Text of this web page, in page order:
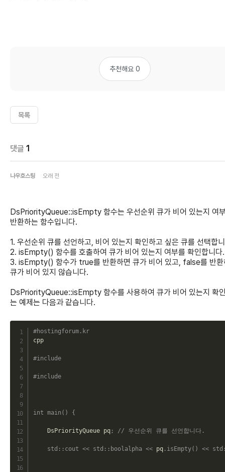
추천해요 0
목록
댓글 1
나우호스팅 오래 전
DsPriorityQueue::isEmpty 함수는 우선순위 큐가 비어 있는지 여
반환하는 함수입니다.
1. 우선순위 큐를 선언하고, 비어 있는지 확인하고 싶은 큐를 선택합
2. isEmpty() 함수를 호출하여 큐가 비어 있는지 여부를 확인합니다.
3. isEmpty() 함수가 true를 반환하면 큐가 비어 있고, false를 반환
큐가 비어 있지 않습니다.
DsPriorityQueue::isEmpty 함수를 사용하여 큐가 비어 있는지 확
는 예제는 다음과 같습니다.
#hostingforum.kr
cpp
#include
#include
int main ( ) {
    DsPriorityQueue pq
; // 우선순위 큐를 선언합니다.
std :: cout << std :: boolalpha << pq. isEmpty( ) << std